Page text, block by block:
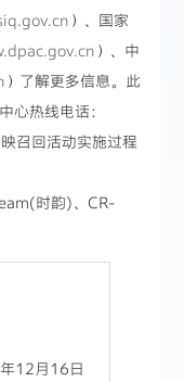
）、国家
）、中
）了解更多信息。此
心热线电话：
回活动实施过程
时韵)、CR-
12月16日